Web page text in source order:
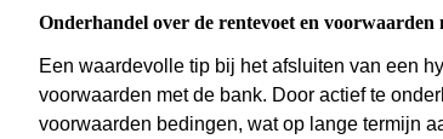
Onderhandel over de rentevoet en voorwaarden
Een waardevolle tip bij het afsluiten van een
voorwaarden met de bank. Door actief te
voorwaarden bedingen, wat op lange termijn